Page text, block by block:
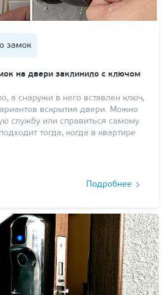
замок
на двери заклинило с ключом
а снаружи в него вставлен ключ,
вскрытия двери. Можно
службу или справиться самому.
тогда, когда в квартире
Подробнее